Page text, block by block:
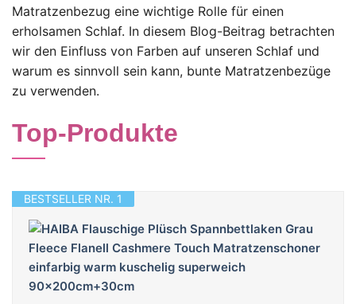
Matratzenbezug eine wichtige Rolle für einen
erholsamen Schlaf. In diesem Blog-Beitrag betrachten
wir den Einfluss von Farben auf unseren Schlaf und
warum es sinnvoll sein kann, bunte Matratzenbezüge
zu verwenden.
Top-Produkte
BESTSELLER NR. 1